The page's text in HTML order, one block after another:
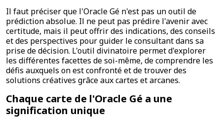
Il faut préciser que l'Oracle Gé n'est pas un outil de
prédiction absolue. Il ne peut pas prédire l'avenir avec
certitude, mais il peut offrir des indications, des conseils
et des perspectives pour guider le consultant dans sa
prise de décision. L'outil divinatoire permet d'explorer
les différentes facettes de soi-même, de comprendre les
défis auxquels on est confronté et de trouver des
solutions créatives grâce aux cartes et arcanes.
Chaque carte de l'Oracle Gé a une
signification unique